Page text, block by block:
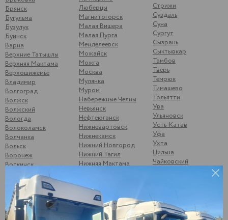
Брянск
Бугульма
Бузулук
Буинск
Варна
Верхние Татышлы
Верхняя Мактама
Верхошижемье
Владимир
Волгоград
Волжск
Волжский
Вологда
Волоколамск
Волчанка
Вольск
Воронеж
Воткинск
Вятские Поляны
Гороховец
Гусь-Хрустальный
Данилкино
Саратовская обл
Демьяново
Люберцы
Магнитогорск
Малая Вишера
Малая Пурга
Менделеевск
Можайск
Можга
Москва
Мулянка
Муром
Набережные Челны
Невьянск
Нефтеюганск
Нижневартовск
Нижнекамск
Нижний Новгород
Нижний Тагил
Нижняя Мактама
Новый Оскол
Ноябрьск
Одинцово
Стрижи
Суздаль
Суна
Сургут
Сызрань
Сыктывкар
Тамбов
Тверь
Темрюк
Тимашево
Тольятти
Ува
Ульяновск
Усть-Катав
Уфа
Ухта
Цильна
Чайковский
Челябинск
Чернушка
Шубино